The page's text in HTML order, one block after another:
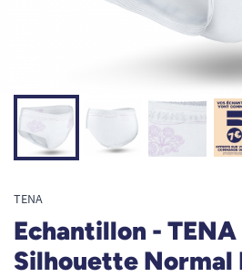
TENA
Echantillon -
Silhouette Normal